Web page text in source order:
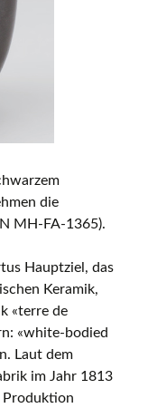
die
MH-FA-1365).
Hauptziel, das
Keramik,
«terre de
«white-bodied
Laut dem
im Jahr 1813
Produktion